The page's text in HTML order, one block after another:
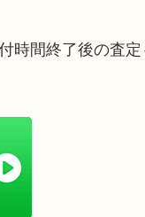
間終了後の査定